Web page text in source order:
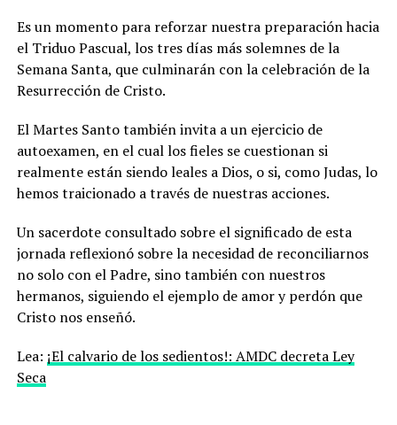
Es un momento para reforzar nuestra preparación hacia
el Triduo Pascual, los tres días más solemnes de la
Semana Santa, que culminarán con la celebración de la
Resurrección de Cristo.
El Martes Santo también invita a un ejercicio de
autoexamen, en el cual los fieles se cuestionan si
realmente están siendo leales a Dios, o si, como Judas, lo
hemos traicionado a través de nuestras acciones.
Un sacerdote consultado sobre el significado de esta
jornada reflexionó sobre la necesidad de reconciliarnos
no solo con el Padre, sino también con nuestros
hermanos, siguiendo el ejemplo de amor y perdón que
Cristo nos enseñó.
Lea: ¡El calvario de los sedientos!: AMDC decreta Ley
Seca